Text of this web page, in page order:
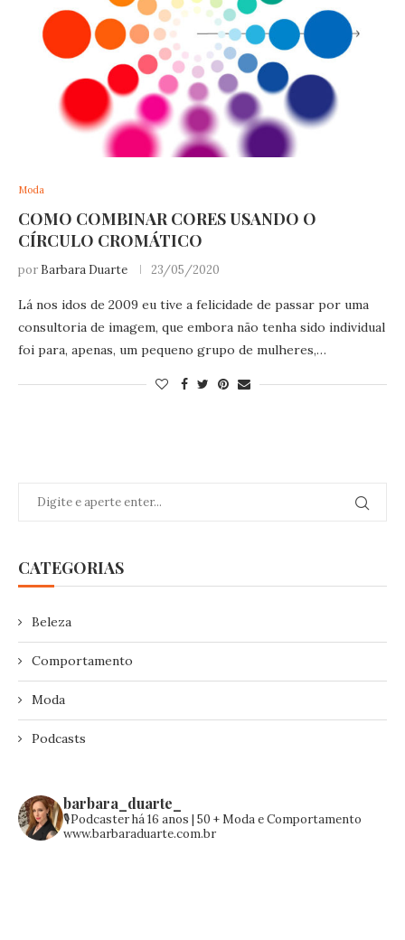
Moda
COMO COMBINAR CORES USANDO O
CÍRCULO CROMÁTICO
por Barbara Duarte 23/05/2020
Lá nos idos de 2009 eu tive a felicidade de passar por uma
consultoria de imagem, que embora não tenha sido individual
foi para, apenas, um pequeno grupo de mulheres,…
CATEGORIAS
Beleza
Comportamento
Moda
Podcasts
barbara_duarte_
🎙️Podcaster há 16 anos | 50 +Moda e Comportamento
www.barbaraduarte.com.br